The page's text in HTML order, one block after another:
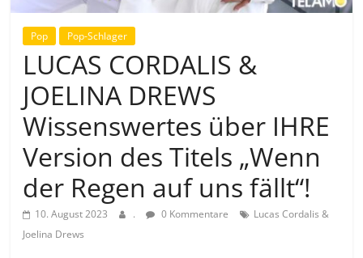
Pop Pop-Schlager
LUCAS CORDALIS &
JOELINA DREWS
Wissenswertes über IHRE
Version des Titels „Wenn
der Regen auf uns fällt“!
10. August 2023 . 0 Kommentare
Lucas Cordalis &
Joelina Drews